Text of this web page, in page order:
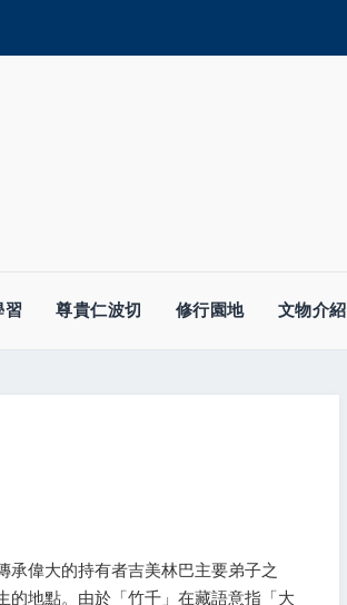
習 尊貴仁波切 修行園地 文物介紹
偉大的持有者吉美林巴主要弟子之
的地點。由於「竹千」在藏語意指「大